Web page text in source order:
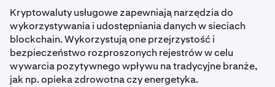
Kryptowaluty usługowe zapewniają narzędzia do
wykorzystywania i udostępniania danych w sieciach
blockchain. Wykorzystują one przejrzystość i
bezpieczeństwo rozproszonych rejestrów w celu
wywarcia pozytywnego wpływu na tradycyjne branże,
jak np. opieka zdrowotna czy energetyka.